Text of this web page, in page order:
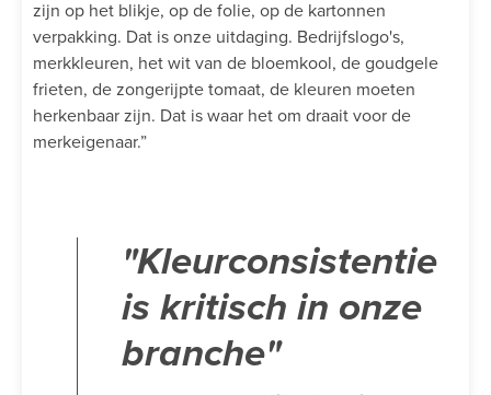
zijn op het blikje, op de folie, op de kartonnen
verpakking. Dat is onze uitdaging. Bedrijfslogo's,
merkkleuren, het wit van de bloemkool, de goudgele
frieten, de zongerijpte tomaat, de kleuren moeten
herkenbaar zijn. Dat is waar het om draait voor de
merkeigenaar.”
"Kleurconsistentie
is kritisch in onze
branche"